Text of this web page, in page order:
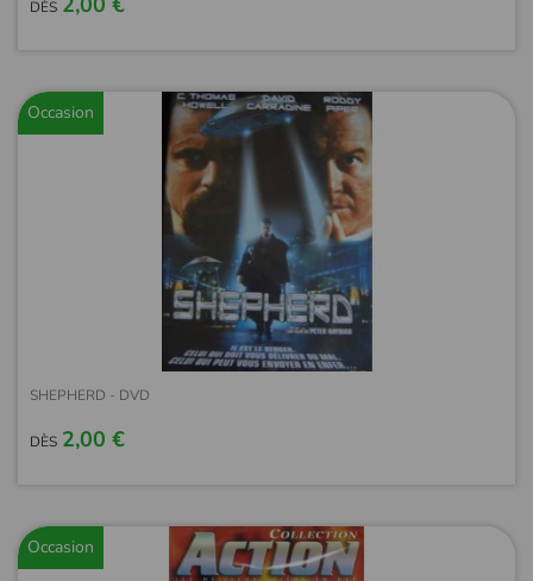
DÈS
Occasion
SHEPHERD - DVD
DÈS 2,00 €
Occasion